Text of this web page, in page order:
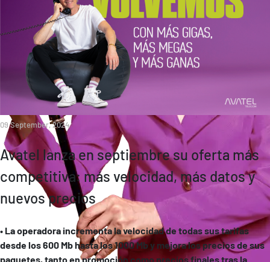
09 September, 2024
Avatel lanza en septiembre su oferta más
competitiva: más velocidad, más datos y
nuevos precios
• La operadora incrementa la velocidad de todas sus tarifas
desde los 600 Mb hasta los 1000 Mb y mejora los precios de sus
paquetes, tanto en promoción como precios finales tras la